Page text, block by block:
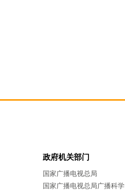
政府机关部门
国家广播电视总局
国家广播电视总局广播科学